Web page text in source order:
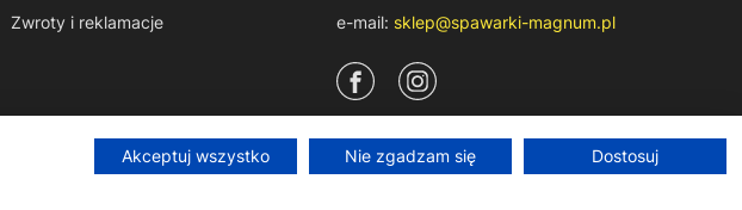
Zwroty i reklamacje e-mail: sklep@spawarki-magnum.pl
Akceptuj wszystko Nie zgadzam się Dostosuj